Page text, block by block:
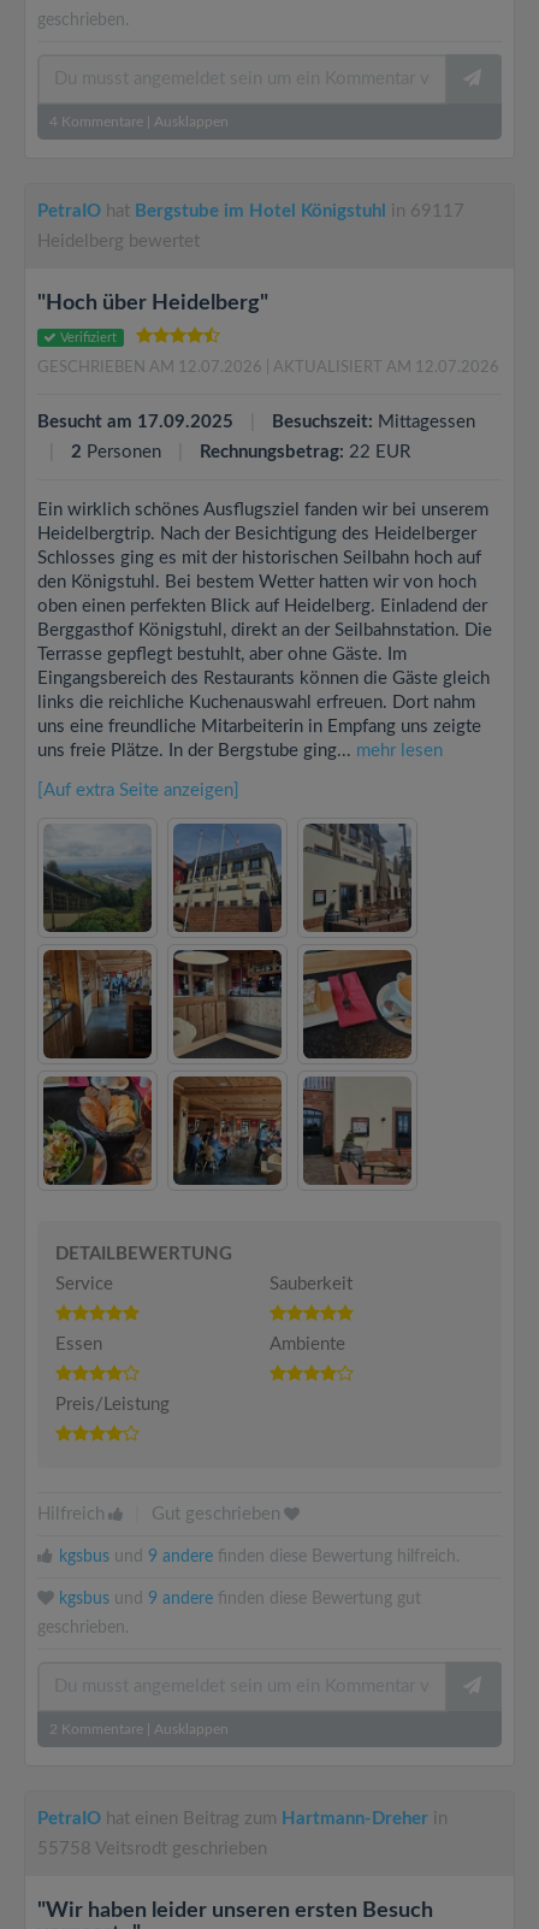
geschrieben.
4 Kommentare Ausklappen
PetraIO hat Bergstube im Hotel Königstuhl in 69117
Heidelberg bewertet
"Hoch über Heidelberg"
Verifiziert
GESCHRIEBEN AM 12.07.2026 | AKTUALISIERT AM 12.07.2026
Besucht am 17.09.2025 Besuchszeit: Mittagessen
2 Personen Rechnungsbetrag: 22 EUR
Ein wirklich schönes Ausflugsziel fanden wir bei unserem
Heidelbergtrip. Nach der Besichtigung des Heidelberger
Schlosses ging es mit der historischen Seilbahn hoch auf
den Königstuhl. Bei bestem Wetter hatten wir von hoch
oben einen perfekten Blick auf Heidelberg. Einladend der
Berggasthof Königstuhl, direkt an der Seilbahnstation. Die
Terrasse gepflegt bestuhlt, aber ohne Gäste. Im
Eingangsbereich des Restaurants können die Gäste gleich
links die reichliche Kuchenauswahl erfreuen. Dort nahm
uns eine freundliche Mitarbeiterin in Empfang uns zeigte
uns freie Plätze. In der Bergstube ging... mehr lesen
[Auf extra Seite anzeigen]
DETAILBEWERTUNG
Service
Sauberkeit
Essen Ambiente
Preis/Leistung
Hilfreich Gut geschrieben
kgsbus und 9 andere finden diese Bewertung hilfreich.
kgsbus und 9 andere finden diese Bewertung gut
geschrieben.
2 Kommentare Ausklappen
PetraIO hat einen Beitrag zum Hartmann-Dreher in
55758 Veitsrodt geschrieben
"Wir haben leider unseren ersten Besuch